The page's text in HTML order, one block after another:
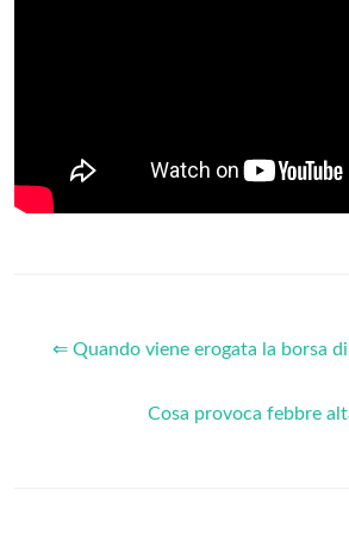
⇐ Quando viene erogata la borsa
Cosa provoca febbre